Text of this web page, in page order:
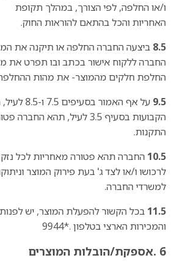
ו/או החלפה, לפי הצורך, במהלך תקופת
האחריות והכל בהתאם להוראות החוק.
8.5 ביצעה החברה החלפה או תיקנה את
החברה ללקוח אישור בכתב ובו תפרט את
החלפת חלקים מהמוצר- את מהות
9.5
על אף
הקבועות בסעיף 3.5 לעיל, תהא
התקנות.
10.5החברה תהא פטורה מאחריות לכל נזק
לרכושו ו/או לצד ג' בעת פירוק המוצר
למשרדי החברה.
11.5בכל הקשור להפעלת המוצר, יש
והמכירות הארצי בטלפון .*9944
6 .אספקת/הובלות המוצרים